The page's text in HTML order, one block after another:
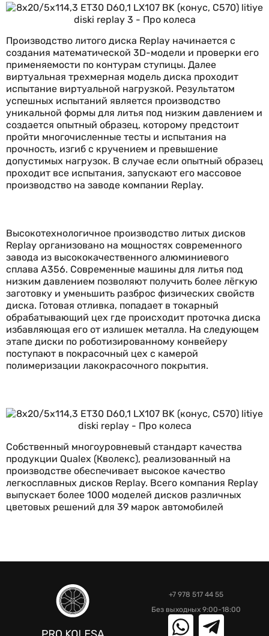
Производство литого диска Replay начинается с
создания математической 3D-модели и проверки его
применяемости по контурам ступицы. Далее
виртуальная трехмерная модель диска проходит
испытание виртуальной нагрузкой. Результатом
успешных испытаний является производство
уникальной формы для литья под низким давлением и
создается опытный образец, которому предстоит
пройти многочисленные тесты и испытания на
прочность, изгиб с кручением и превышение
допустимых нагрузок. В случае если опытный образец
проходит все испытания, запускают его массовое
производство на заводе компании Replay.
Высокотехнологичное производство литых дисков
Replay организовано на мощностях современного
завода из высококачественного алюминиевого
сплава А356. Современные машины для литья под
низким давлением позволяют получить более лёгкую
заготовку и уменьшить разброс физических свойств
диска. Готовая отливка, попадает в токарный
обрабатывающий цех где происходит проточка диска
избавляющая его от излишек металла. На следующем
этапе диски по роботизированному конвейеру
поступают в покрасочный цех с камерой
полимеризации лакокрасочного покрытия.
Собственный многоуровневый стандарт качества
продукции Qualex (Кволекс), реализованный на
производстве обеспечивает высокое качество
легкосплавных дисков Replay. Всего компания Replay
выпускает более 1000 моделей дисков различных
цветовых решений для 39 марок автомобилей
+7 978 517 44 55
Без выходных 9:00-18:00